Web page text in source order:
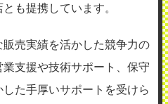
も提携しています。
売実績を活かした競争力の
支援や技術サポート、保守
た手厚いサポートを受けら